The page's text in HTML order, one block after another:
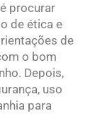
procurar
de ética e
de
o bom
Depois,
uso
para